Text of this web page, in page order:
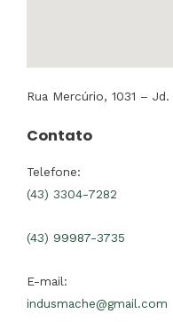
Rua Mercúrio, 1031 –
Contato
Telefone:
(43) 3304-7282
(43) 99987-3735
E-mail:
indusmache@gmail.com